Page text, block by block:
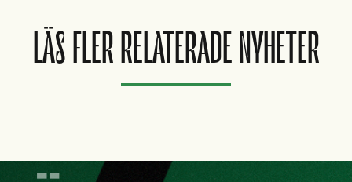
LÄS FLER RELATERADE NYHETER